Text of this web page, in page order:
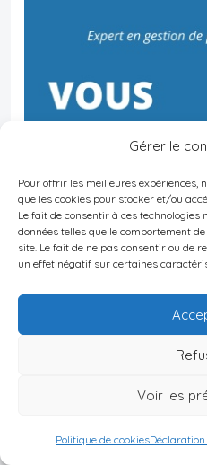
Gérer le
Pour offrir les meilleures expériences,
que les cookies pour stocker et/ou
Le fait de consentir à ces
données telles que le comportement
site. Le fait de ne pas consentir ou de
un effet négatif sur certaines
Voir les
Politique de cookies